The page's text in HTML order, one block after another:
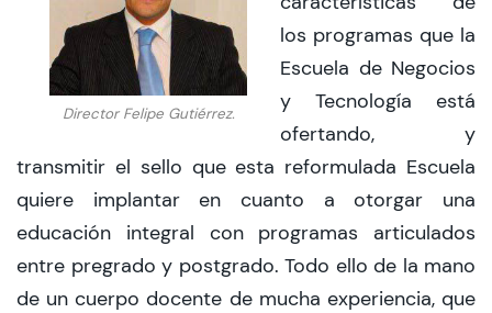
Director Felipe Gutiérrez.
los programas que la
Escuela de Negocios
y Tecnología está
ofertando, y
transmitir el sello que esta reformulada Escuela
quiere implantar en cuanto a otorgar una
educación integral con programas articulados
entre pregrado y postgrado. Todo ello de la mano
de un cuerpo docente de mucha experiencia, que